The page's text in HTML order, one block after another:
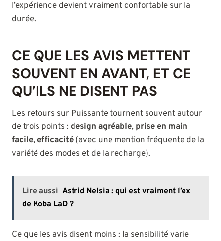
l’expérience devient vraiment confortable sur la
durée.
CE QUE LES AVIS METTENT
SOUVENT EN AVANT, ET CE
QU’ILS NE DISENT PAS
Les retours sur Puissante tournent souvent autour
de trois points : design agréable, prise en main
facile, efficacité (avec une mention fréquente de la
variété des modes et de la recharge).
Lire aussi Astrid Nelsia : qui est vraiment l’ex
de Koba LaD ?
Ce que les avis disent moins : la sensibilité varie